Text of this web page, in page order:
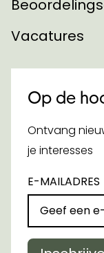
Vacatures
Op de
Ontvang
je interesses
E-MAILADRES